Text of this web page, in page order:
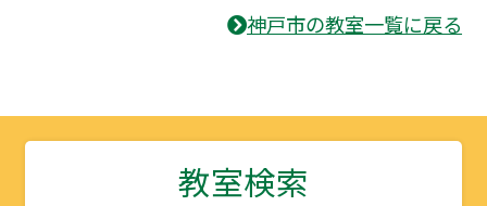
神戸市の教室一覧に戻る
教室検索